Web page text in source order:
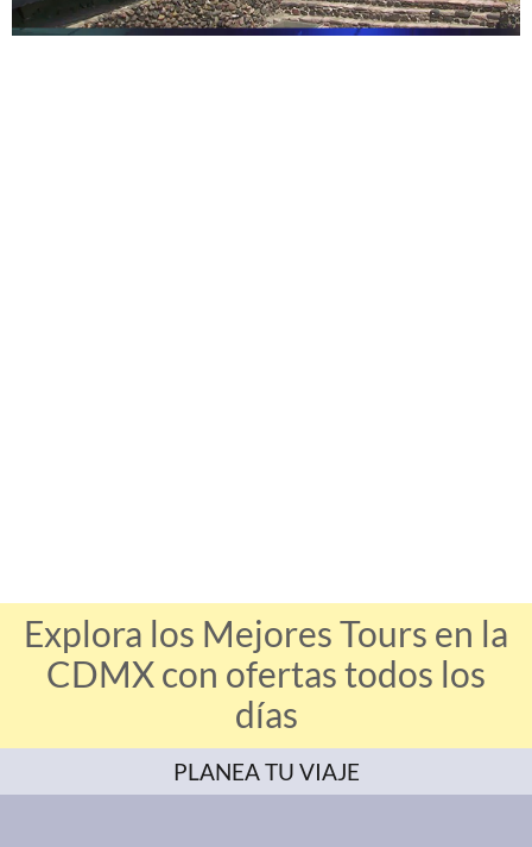
Explora los Mejores Tours en la
CDMX con ofertas todos los
días
PLANEA TU VIAJE